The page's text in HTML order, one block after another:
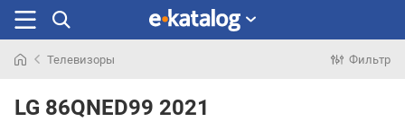
раньше
Телевизоры Фильтр
LG 86QNED99 2021